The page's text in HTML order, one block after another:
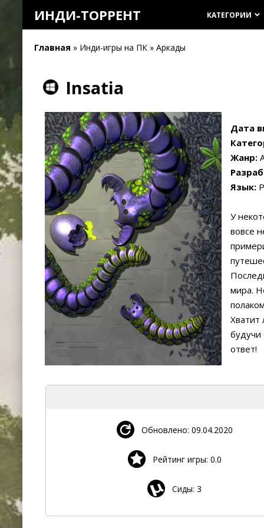
ИНДИ-ТОРРЕНТ КАТЕГОРИИ keyboard_arrow_down
Главная » Инди-игры на ПК » Аркады
Insatia
Дата
Жанр:
Язык:
У
вовсе
мира.
Хватит
будучи
ответ!
Обновлено: 09.04.2020
Рейтинг игры: 0.0
Сиды: 3